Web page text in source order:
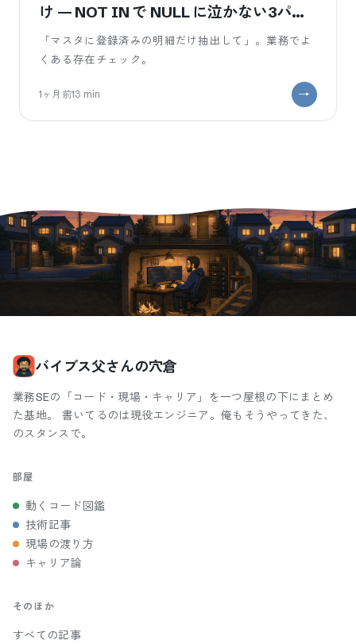
け — NOT IN で NULL に泣かない3パタ
ーン
「マスタに登録済みの明細だけ抽出して」。業務でよ
くある存在チェック。
1ヶ月前13 min
バイブス父さんの穴倉
業務SEの「コード・現場・キャリア」を一つ屋根の下にまとめ
た基地。 書いてるのは現役エンジニア。俺もそうやってきた、
のスタンスで。
部屋
動くコード図鑑
技術記事
現場の渡り方
キャリア論
そのほか
すべての記事